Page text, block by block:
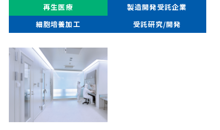
再生医療
製造開発受託企業
細胞培養加工
受託研究/開発